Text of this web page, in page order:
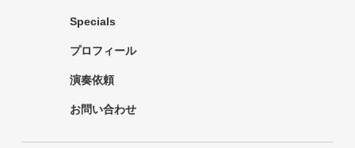
Specials
プロフィール
演奏依頼
お問い合わせ